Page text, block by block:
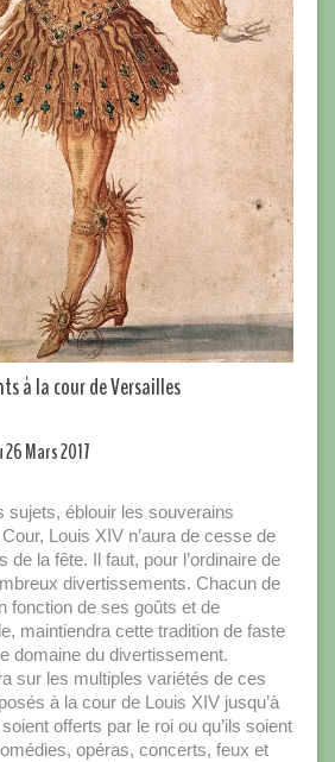
à la cour de Versailles
Mars 2017
sujets, éblouir les souverains
Louis XIV n’aura de cesse de
de la fête. Il faut, pour l’ordinaire de
divertissements. Chacun de
fonction de ses goûts et de
maintiendra cette tradition de faste
domaine du divertissement.
sur les multiples variétés de ces
à la cour de Louis XIV jusqu’à
offerts par le roi ou qu’ils soient
opéras, concerts, feux et